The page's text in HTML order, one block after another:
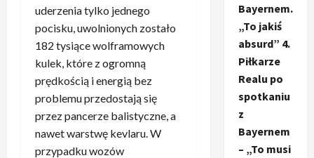
uderzenia tylko jednego
pocisku, uwolnionych zostało
182 tysiące wolframowych
kulek, które z ogromną
prędkością i energią bez
problemu przedostają się
przez pancerze balistyczne, a
nawet warstwę kevlaru. W
przypadku wozów
Bayernem.
„To jakiś
absurd” 4.
Piłkarze
Realu po
spotkaniu
z
Bayernem
– „To musi